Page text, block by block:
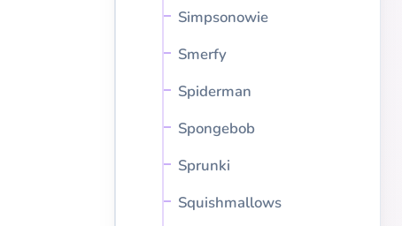
Simpsonowie
Smerfy
Spiderman
Spongebob
Sprunki
Squishmallows